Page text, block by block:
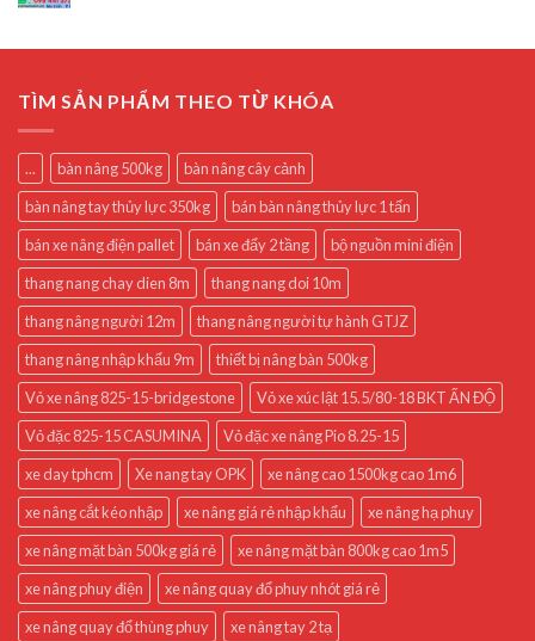
TÌM SẢN PHẨM THEO TỪ KHÓA
... bàn nâng 500kg
bàn nâng cây cảnh
bàn nâng tay thủy lực 350kg
bán bàn nâng thủy lực 1 tấn
bán xe nâng điện pallet
bán xe đẩy 2 tầng
bộ nguồn mini điện
thang nang chay dien 8m
thang nang doi 10m
thang nâng người 12m
thang nâng người tự hành GTJZ
thang nâng nhập khẩu 9m
thiết bị nâng bàn 500kg
Vỏ xe nâng 825-15-bridgestone
Vỏ xe xúc lật 15.5/80-18 BKT ẤN ĐỘ
Vỏ đặc 825-15 CASUMINA
Vỏ đặc xe nâng Pio 8.25-15
xe day tphcm
Xe nang tay OPK
xe nâng cao 1500kg cao 1m6
xe nâng cắt kéo nhập
xe nâng giá rẻ nhập khẩu
xe nâng hạ phuy
xe nâng mặt bàn 500kg giá rẻ
xe nâng mặt bàn 800kg cao 1m5
xe nâng phuy điện
xe nâng quay đổ phuy nhót giá rẻ
xe nâng quay đổ thùng phuy
xe nâng tay 2 tạ